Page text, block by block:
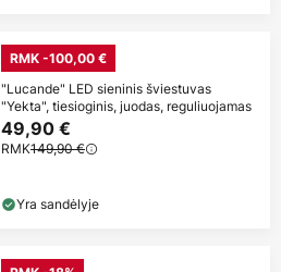
RMK -100,00 €
"Lucande" LED sieninis šviestuvas
"Yekta", tiesioginis, juodas, reguliuojamas
49,90 €
RMK149,90 €
Yra sandėlyje